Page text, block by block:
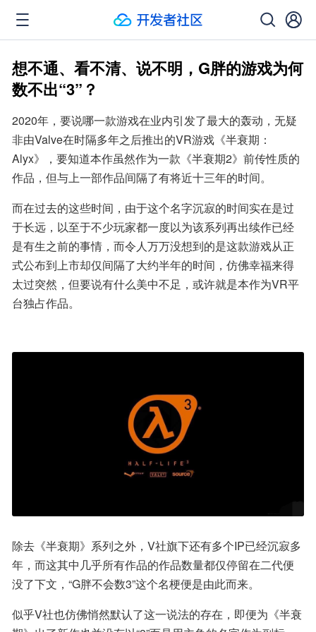
想不通、看不清、说不明，G胖的游戏为何
数不出“3”？
2020年，要说哪一款游戏在业内引发了最大的轰动，无疑
非由Valve在时隔多年之后推出的VR游戏《半衰期：
Alyx》，要知道本作虽然作为一款《半衰期2》前传性质的
作品，但与上一部作品间隔了有将近十三年的时间。
而在过去的这些时间，由于这个名字沉寂的时间实在是过
于长远，以至于不少玩家都一度以为该系列再出续作已经
是有生之前的事情，而令人万万没想到的是这款游戏从正
式公布到上市却仅间隔了大约半年的时间，仿佛幸福来得
太过突然，但要说有什么美中不足，或许就是本作为VR平
台独占作品。
除去《半衰期》系列之外，V社旗下还有多个IP已经沉寂多
年，而这其中几乎所有作品的作品数量都仅停留在二代便
没了下文，“G胖不会数3”这个名梗便是由此而来。
似乎V社也仿佛悄然默认了这一说法的存在，即便为《半衰